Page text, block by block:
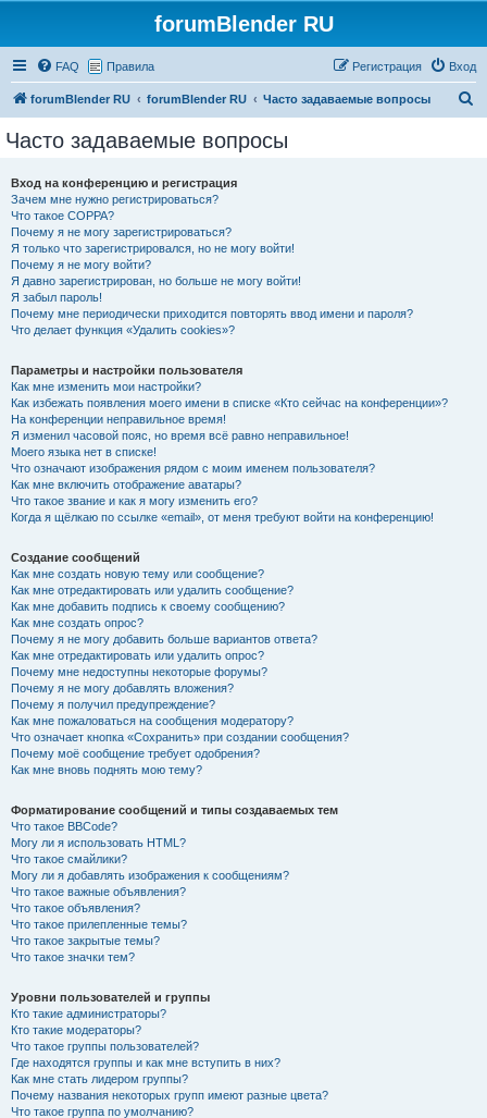
forumBlender RU
FAQ Правила Вход
Регистрация
forumBlender RU forumBlender RU Часто задаваемые вопросы
Часто задаваемые вопросы
Вход на конференцию и регистрация
Зачем мне нужно регистрироваться?
Что такое COPPA?
Почему я не могу зарегистрироваться?
Я только что зарегистрировался, но не могу войти!
Почему я не могу войти?
Я давно зарегистрирован, но больше не могу войти!
Я забыл пароль!
Почему мне периодически приходится повторять ввод имени и пароля?
Что делает функция «Удалить cookies»?
Параметры и настройки пользователя
Как мне изменить мои настройки?
Как избежать появления моего имени в списке «Кто сейчас на конференции»?
На конференции неправильное время!
Я изменил часовой пояс, но время всё равно неправильное!
Моего языка нет в списке!
Что означают изображения рядом с моим именем пользователя?
Как мне включить отображение аватары?
Что такое звание и как я могу изменить его?
Когда я щёлкаю по ссылке «email», от меня требуют войти на конференцию!
Создание сообщений
Как мне создать новую тему или сообщение?
Как мне отредактировать или удалить сообщение?
Как мне добавить подпись к своему сообщению?
Как мне создать опрос?
Почему я не могу добавить больше вариантов ответа?
Как мне отредактировать или удалить опрос?
Почему мне недоступны некоторые форумы?
Почему я не могу добавлять вложения?
Почему я получил предупреждение?
Как мне пожаловаться на сообщения модератору?
Что означает кнопка «Сохранить» при создании сообщения?
Почему моё сообщение требует одобрения?
Как мне вновь поднять мою тему?
Форматирование сообщений и типы создаваемых тем
Что такое BBCode?
Могу ли я использовать HTML?
Что такое смайлики?
Могу ли я добавлять изображения к сообщениям?
Что такое важные объявления?
Что такое объявления?
Что такое прилепленные темы?
Что такое закрытые темы?
Что такое значки тем?
Уровни пользователей и группы
Кто такие администраторы?
Кто такие модераторы?
Что такое группы пользователей?
Где находятся группы и как мне вступить в них?
Как мне стать лидером группы?
Почему названия некоторых групп имеют разные цвета?
Что такое группа по умолчанию?